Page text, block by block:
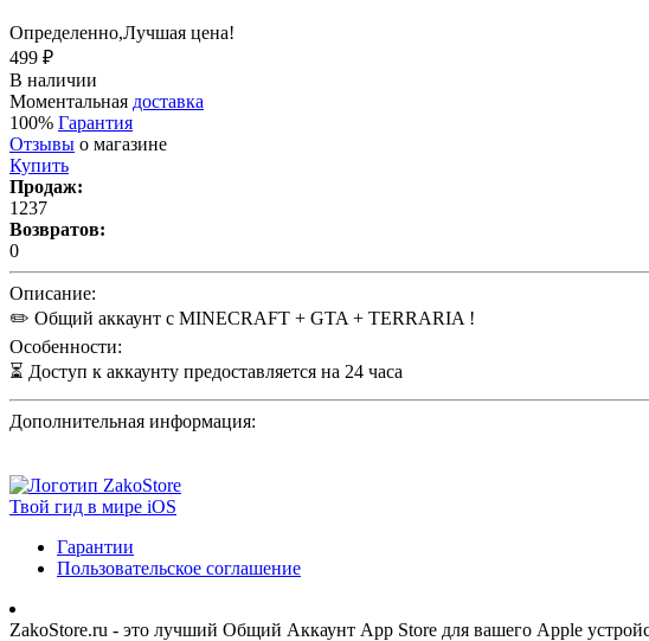
Определенно,Лучшая цена!
499 ₽
В наличии
Моментальная доставка
100% Гарантия
Отзывы о магазине
Купить
Продаж:
1237
Возвратов:
0
Описание:
✏️ Общий аккаунт с MINECRAFT + GTA + TERRARIA !
Особенности:
⏳ Доступ к аккаунту предоставляется на 24 часа
Дополнительная информация:
Твой гид в мире iOS
Гарантии
Пользовательское соглашение
ZakoStore.ru - это лучший Общий Аккаунт App Store для вашего Apple